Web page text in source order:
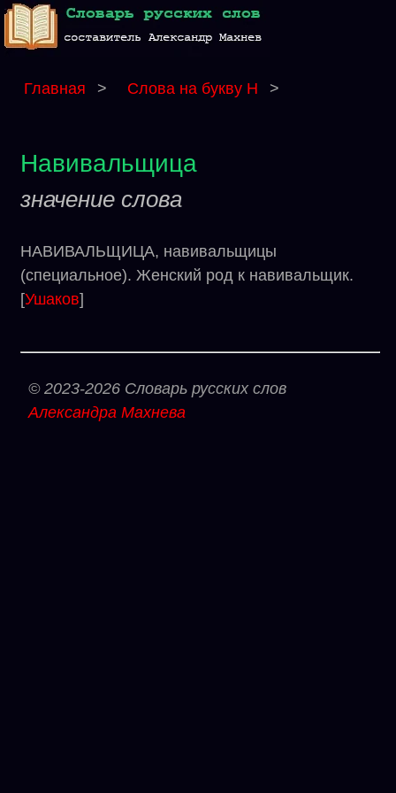
Главная > Слова на букву Н >
Навивальщица
значение слова
НАВИВАЛЬЩИЦА, навивальщицы
(специальное). Женский род к навивальщик.
[Ушаков]
© 2023-2026 Словарь русских слов
Александра Махнева